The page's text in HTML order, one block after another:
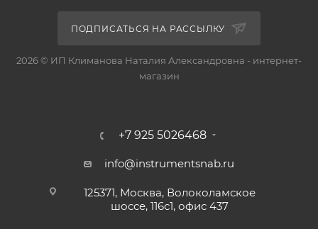
ПОДПИСАТЬСЯ НА РАССЫЛКУ
2026 © ИП Климанова Наталия Александровна - интернет-
магазин
+7 925 5026468
info@instrumentsnab.ru
125371, Москва, Волоколамское
шоссе, 116с1, офис 437